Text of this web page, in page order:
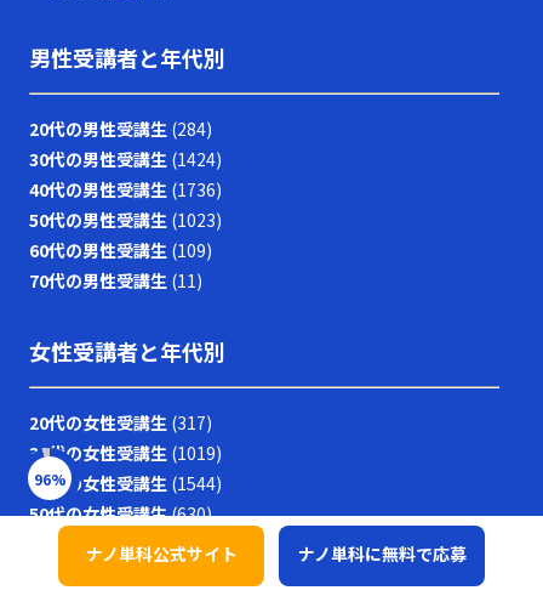
ナノ単科公式サイト ナノ単科に無料で応募
96%
男性受講者と年代別
20代の男性受講生 (284)
30代の男性受講生 (1424)
40代の男性受講生 (1736)
50代の男性受講生 (1023)
60代の男性受講生 (109)
70代の男性受講生 (11)
女性受講者と年代別
20代の女性受講生 (317)
30代の女性受講生 (1019)
40代の女性受講生 (1544)
50代の女性受講生(630)
60代の女性受講生(35)